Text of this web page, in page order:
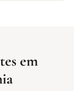
em